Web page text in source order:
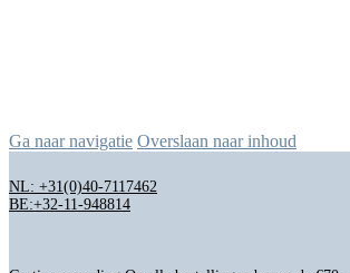
Ga naar navigatie Overslaan naar inhoud
NL: +31(0)40-7117462
BE:+32-11-948814